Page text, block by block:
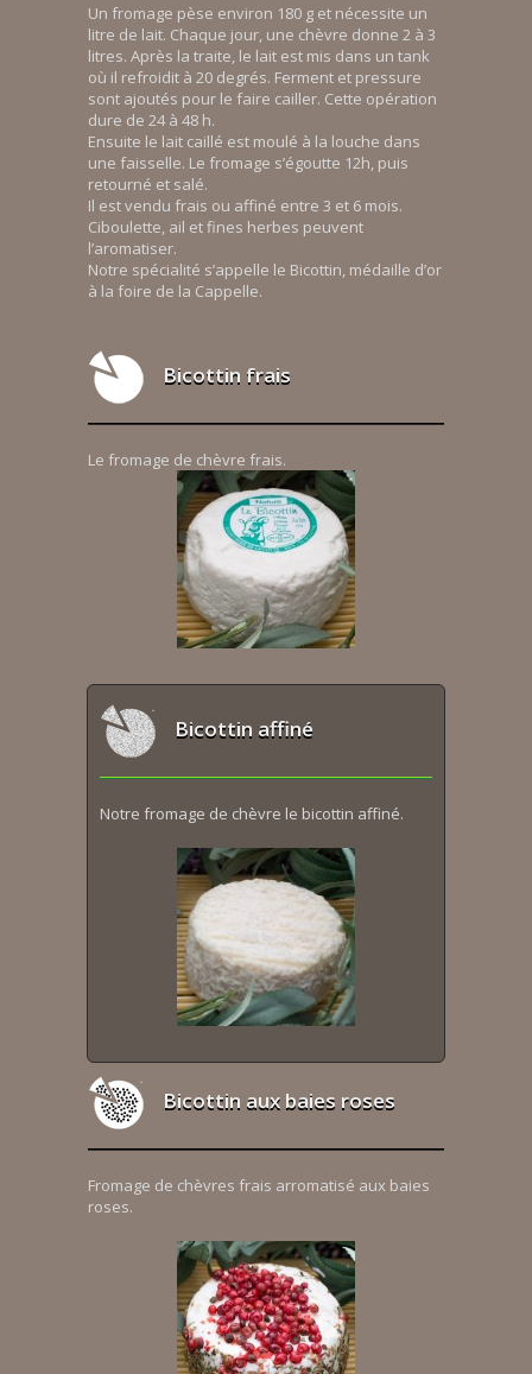
Un fromage pèse environ 180 g et nécessite un
litre de lait. Chaque jour, une chèvre donne 2 à 3
litres. Après la traite, le lait est mis dans un tank
où il refroidit à 20 degrés. Ferment et pressure
sont ajoutés pour le faire cailler. Cette opération
dure de 24 à 48 h.
Ensuite le lait caillé est moulé à la louche dans
une faisselle. Le fromage s’égoutte 12h, puis
retourné et salé.
Il est vendu frais ou affiné entre 3 et 6 mois.
Ciboulette, ail et fines herbes peuvent
l’aromatiser.
Notre spécialité s’appelle le Bicottin, médaille d’or
à la foire de la Cappelle.
Bicottin frais
Le fromage de chèvre frais.
Bicottin affiné
Notre fromage de chèvre le bicottin affiné.
Bicottin aux baies roses
Fromage de chèvres frais arromatisé aux baies
roses.